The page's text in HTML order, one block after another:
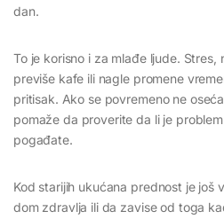
dan.
To je korisno i za mlađe ljude. Stres,
previše kafe ili nagle promene
pritisak. Ako se povremeno ne
pomaže da proverite da li je
pogađate.
Kod starijih ukućana prednost je još
dom zdravlja ili da zavise od toga